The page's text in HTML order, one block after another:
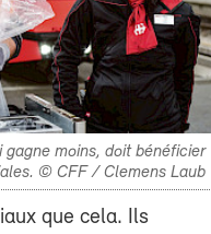
moins, doit bénéficier
© CFF / Clemens Laub
que cela. Ils